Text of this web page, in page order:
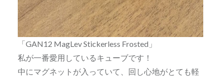
「GAN12 MagLev Stickerless Frosted」
私が一番愛用しているキューブです！
中にマグネットが入っていて、回し心地がとても軽